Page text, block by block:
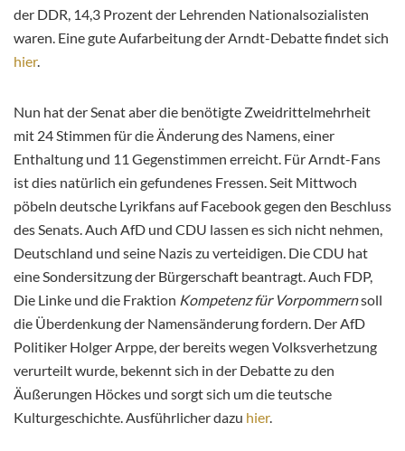
der DDR, 14,3 Prozent der Lehrenden Nationalsozialisten
waren. Eine gute Aufarbeitung der Arndt-Debatte findet sich
hier.
Nun hat der Senat aber die benötigte Zweidrittelmehrheit
mit 24 Stimmen für die Änderung des Namens, einer
Enthaltung und 11 Gegenstimmen erreicht. Für Arndt-Fans
ist dies natürlich ein gefundenes Fressen. Seit Mittwoch
pöbeln deutsche Lyrikfans auf Facebook gegen den Beschluss
des Senats. Auch AfD und CDU lassen es sich nicht nehmen,
Deutschland und seine Nazis zu verteidigen. Die CDU hat
eine Sondersitzung der Bürgerschaft beantragt. Auch FDP,
Die Linke und die Fraktion Kompetenz für Vorpommernsoll
die Überdenkung der Namensänderung fordern. Der AfD
Politiker Holger Arppe, der bereits wegen Volksverhetzung
verurteilt wurde, bekennt sich in der Debatte zu den
Äußerungen Höckes und sorgt sich um die teutsche
Kulturgeschichte. Ausführlicher dazu hier.